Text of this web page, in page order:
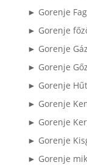
► Gorenje
► Gorenje
► Gorenje
► Gorenje
► Gorenje
► Gorenje
► Gorenje
► Gorenje
► Gorenje